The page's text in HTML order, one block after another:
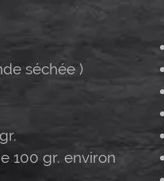
séchée )
100 gr. environ